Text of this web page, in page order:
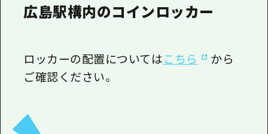
広島駅構内のコインロッカー
ロッカーの配置についてはこちら
から
ご確認ください。